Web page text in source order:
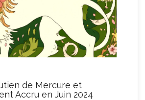
de Mercure et
Accru en Juin 2024